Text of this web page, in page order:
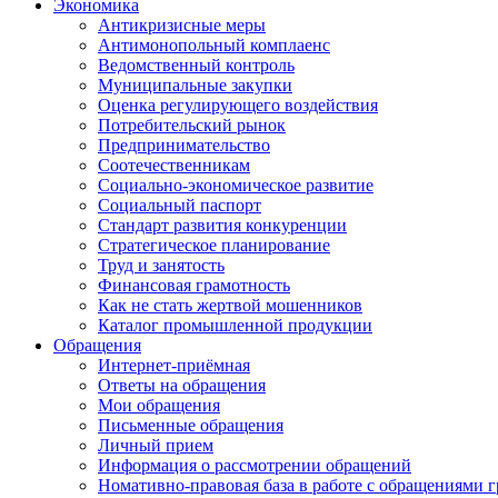
Экономика
Антикризисные меры
Антимонопольный комплаенс
Ведомственный контроль
Муниципальные закупки
Оценка регулирующего воздействия
Потребительский рынок
Предпринимательство
Соотечественникам
Социально-экономическое развитие
Социальный паспорт
Стандарт развития конкуренции
Стратегическое планирование
Труд и занятость
Финансовая грамотность
Как не стать жертвой мошенников
Каталог промышленной продукции
Обращения
Интернет-приёмная
Ответы на обращения
Мои обращения
Письменные обращения
Личный прием
Информация о рассмотрении обращений
Номативно-правовая база в работе с обращениями